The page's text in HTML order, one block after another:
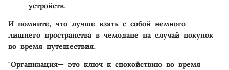
устройств.
И помните, что лучше взять с собой немного
лишнего пространства в чемодане на случай покупок
во время путешествия.
"Организация— это ключ к спокойствию во время